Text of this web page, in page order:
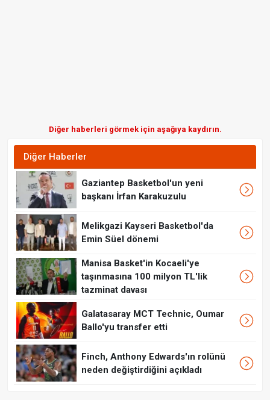
Diğer haberleri görmek için aşağıya kaydırın.
Diğer Haberler
Gaziantep Basketbol'un yeni
başkanı İrfan Karakuzulu
Melikgazi Kayseri Basketbol'da
Emin Süel dönemi
Manisa Basket'in Kocaeli'ye
taşınmasına 100 milyon TL'lik
tazminat davası
Galatasaray MCT Technic, Oumar
Ballo'yu transfer etti
Finch, Anthony Edwards'ın rolünü
neden değiştirdiğini açıkladı